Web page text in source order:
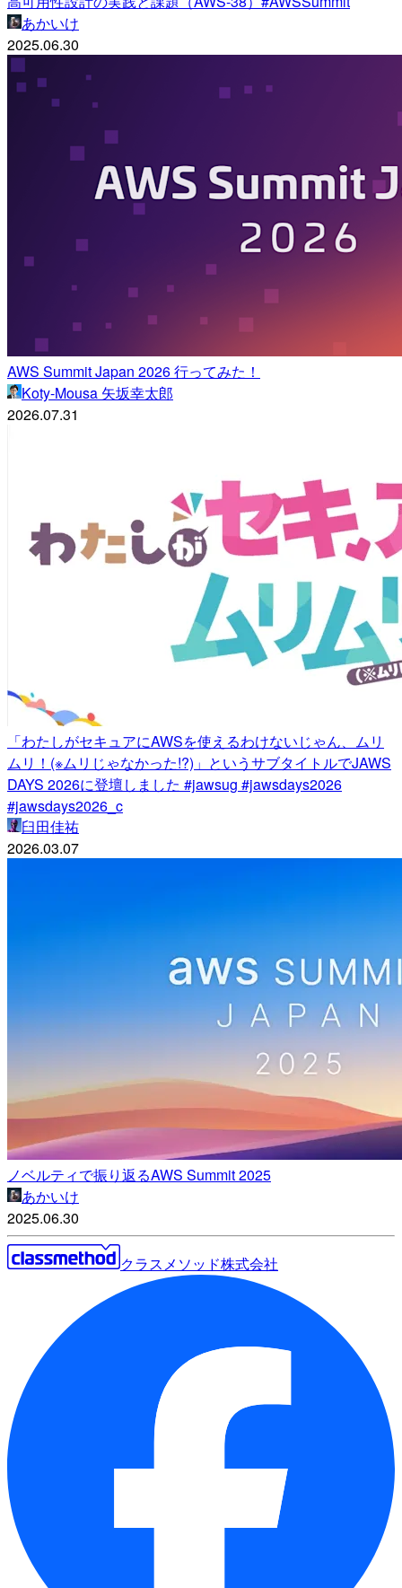
あかいけ
2025.06.30
AWS Summit Japan 2026 行ってみた！
Koty-Mousa 矢坂幸太郎
2026.07.31
「わたしがセキュアにAWSを使えるわけないじゃん、ムリ
ムリ！(※ムリじゃなかった!?)」というサブタイトルでJAWS
DAYS 2026に登壇しました #jawsug #jawsdays2026
#jawsdays2026_c
臼田佳祐
2026.03.07
ノベルティで振り返るAWS Summit 2025
あかいけ
2025.06.30
クラスメソッド株式会社